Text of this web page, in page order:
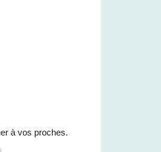
à vos proches.